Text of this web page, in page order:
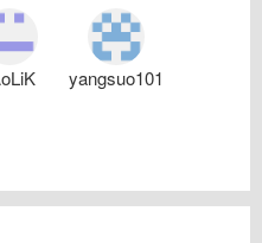
yangsuo101